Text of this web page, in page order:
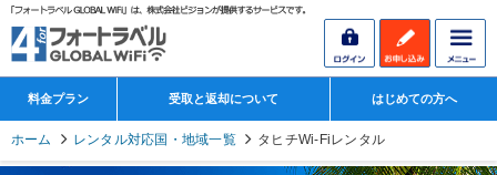
料金プラン 受取と返却について はじめての方へ
ホーム レンタル対応国・地域一覧 タヒチWi-Fiレンタル